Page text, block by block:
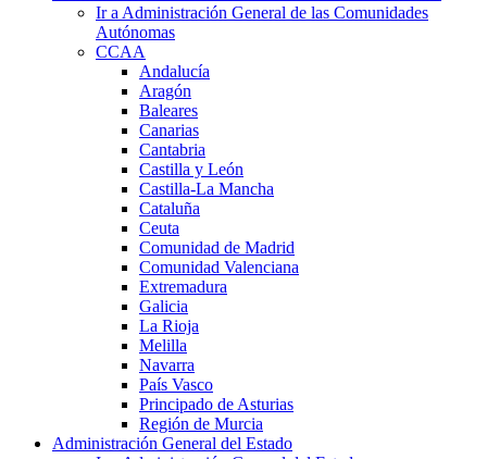
Ir a Administración General de las Comunidades
Autónomas
CCAA
Andalucía
Aragón
Baleares
Canarias
Cantabria
Castilla y León
Castilla-La Mancha
Cataluña
Ceuta
Comunidad de Madrid
Comunidad Valenciana
Extremadura
Galicia
La Rioja
Melilla
Navarra
País Vasco
Principado de Asturias
Región de Murcia
Administración General del Estado